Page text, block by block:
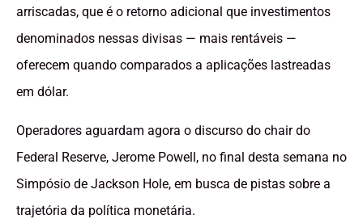
arriscadas, que é o retorno adicional que investimentos
denominados nessas divisas — mais rentáveis —
oferecem quando comparados a aplicações lastreadas
em dólar.
Operadores aguardam agora o discurso do chair do
Federal Reserve, Jerome Powell, no final desta semana no
Simpósio de Jackson Hole, em busca de pistas sobre a
trajetória da política monetária.